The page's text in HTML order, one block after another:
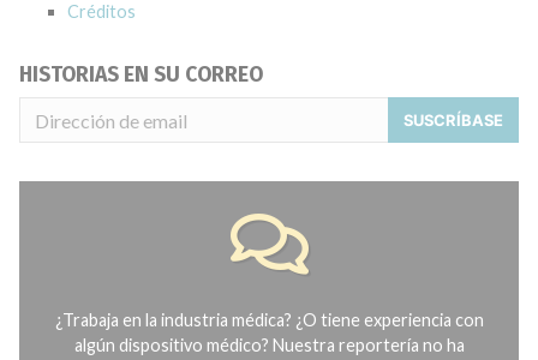
Créditos
HISTORIAS EN SU CORREO
SUSCRÍBASE
¿Trabaja en la industria médica? ¿O tiene experiencia con
algún dispositivo médico? Nuestra reportería no ha